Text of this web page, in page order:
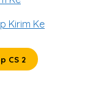
Kirim Ke
CS 2